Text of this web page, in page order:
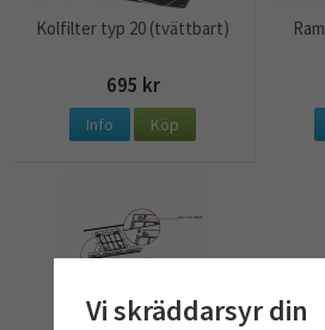
Kolfilter typ 20 (tvättbart)
695 kr
Info Köp
Vi skräddarsyr din